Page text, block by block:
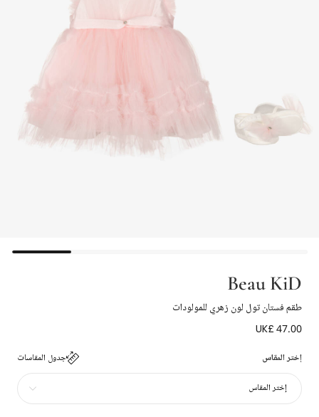
Beau KiD
طقم فستان تول لون زهري للمولودات
UK£ 47.00
إختر المقاس جدول المقاسات
إختر المقاس